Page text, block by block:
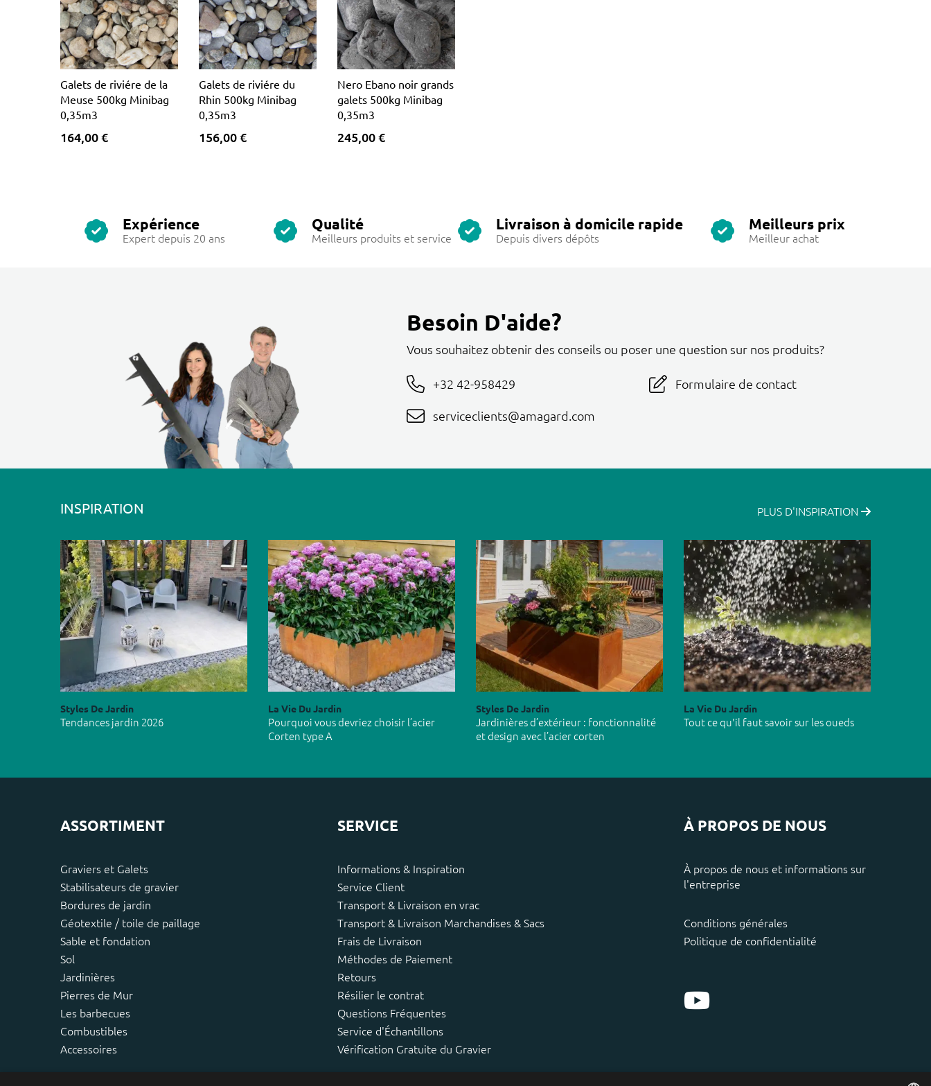
Galets de riviére de la
Meuse 500kg Minibag
0,35m3
164,00 €
Galets de riviére du
Rhin 500kg Minibag
0,35m3
156,00 €
Nero Ebano noir grands
galets 500kg Minibag
0,35m3
245,00 €
Expérience
Expert depuis 20 ans
Qualité
Meilleurs produits et service
Livraison à domicile rapide
Depuis divers dépôts
Meilleurs prix
Meilleur achat
Besoin D'aide?
Vous souhaitez obtenir des conseils ou poser une question sur nos produits?
+32 42-958429
serviceclients@amagard.com
Formulaire de contact
INSPIRATION PLUS D'INSPIRATION
Styles De Jardin
Tendances jardin 2026
La Vie Du Jardin
Pourquoi vous devriez choisir l’acier
Corten type A
Styles De Jardin
Jardinières d’extérieur : fonctionnalité
et design avec l’acier corten
La Vie Du Jardin
Tout ce qu'il faut savoir sur les oueds
ASSORTIMENT
Graviers et Galets
Stabilisateurs de gravier
Bordures de jardin
Géotextile / toile de paillage
Sable et fondation
Sol
Jardinières
Pierres de Mur
Les barbecues
Combustibles
Accessoires
SERVICE
Informations & Inspiration
Service Client
Transport & Livraison en vrac
Transport & Livraison Marchandises & Sacs
Frais de Livraison
Méthodes de Paiement
Retours
Résilier le contrat
Questions Fréquentes
Service d'Échantillons
Vérification Gratuite du Gravier
À PROPOS DE NOUS
À propos de nous et informations sur
l'entreprise
Conditions générales
Politique de confidentialité